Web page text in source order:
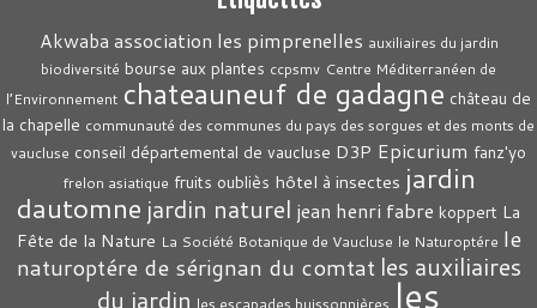
Akwaba association les pimprenelles auxiliaires du jardin
biodiversité bourse aux plantes ccpsmv Centre Méditerranéen de
l’Environnement chateauneuf de gadagne château de
la chapelle communauté des communes du pays des sorgues et des monts de
vaucluse conseil départemental de vaucluse D3P Epicurium fanz'yo
frelon asiatique fruits oubliès hôtel à insectes jardin
dautomne jardin naturel jean henri fabre koppert La
Fête de la Nature La Société Botanique de Vaucluse le Naturoptére le
naturoptére de sérignan du comtat les auxiliaires
du jardin les escapades buissonnières les